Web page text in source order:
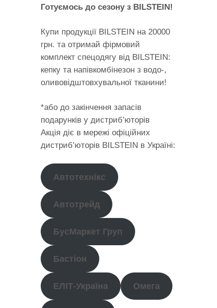
Готуємось до сезону з BILSTEIN!
Купи продукції BILSTEIN на 20000
грн. та отримай фірмовий
комплект спецодягу від BILSTEIN:
кепку та напівкомбінезон з водо-,
оливовідштовхувальної тканини!
*або до закінчення запасів
подарунків у дистриб’юторів
Акція діє в мережі офіційних
дистриб’юторів BILSTEIN в Україні:
Автотехнікс
Aвтотрейд
БусMaркет Груп
Бастіон
ЕЛІТ-Україна Омега